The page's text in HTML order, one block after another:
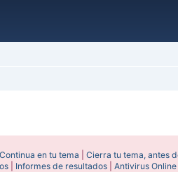
Continua en tu tema |Cierra tu tema, antes
Informes de resultados |Antivirus Online